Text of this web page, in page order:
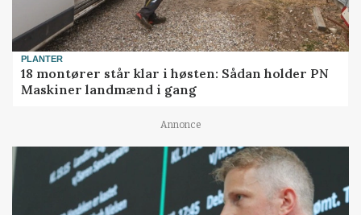
PLANTER
18 montører står klar i høsten: Sådan holder PN
Maskiner landmænd i gang
Annonce